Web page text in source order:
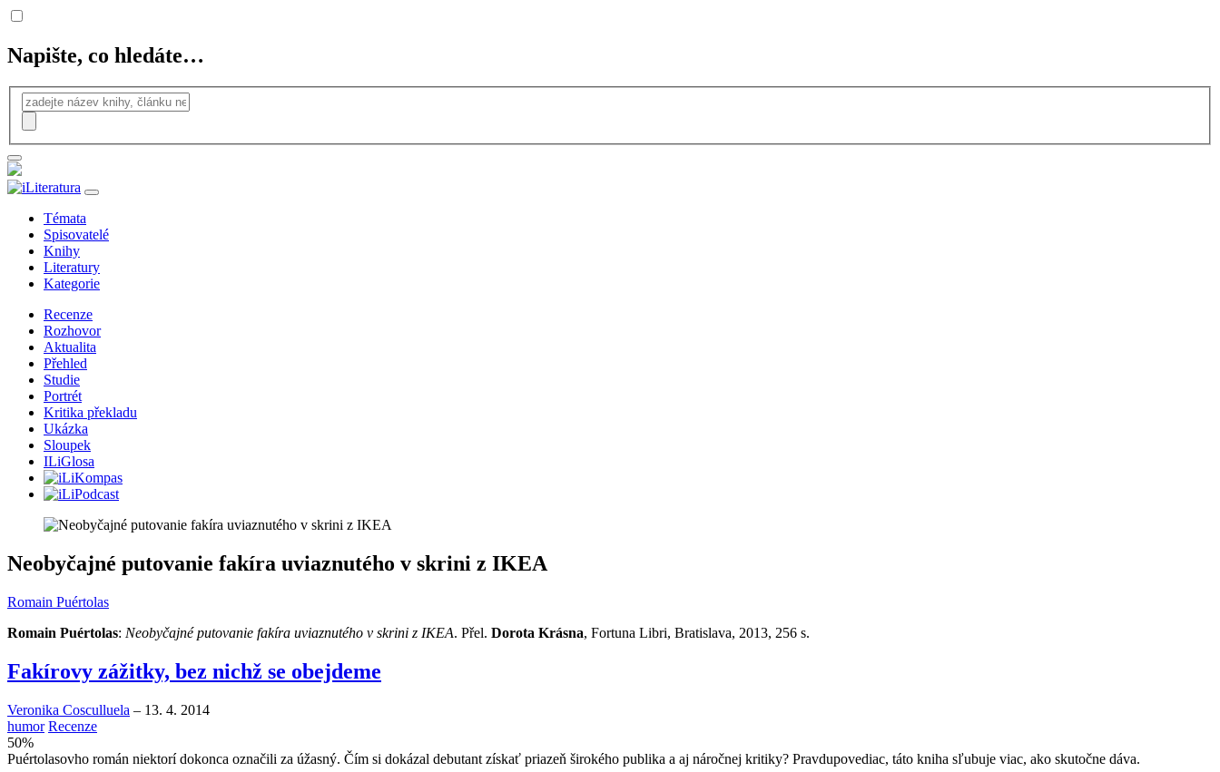
Napište, co hledáte…
Témata
Spisovatelé
Knihy
Literatury
Kategorie
Recenze
Rozhovor
Aktualita
Přehled
Studie
Portrét
Kritika překladu
Ukázka
Sloupek
ILiGlosa
Neobyčajné putovanie fakíra uviaznutého v skrini z IKEA
Romain Puértolas
Romain Puértolas: Neobyčajné putovanie fakíra uviaznutého v skrini z IKEA. Přel. Dorota Krásna, Fortuna Libri, Bratislava, 2013, 256 s.
Fakírovy zážitky, bez nichž se obejdeme
Veronika Cosculluela – 13. 4. 2014
humor Recenze
50%
Puértolasovho román niektorí dokonca označili za úžasný. Čím si dokázal debutant získať priazeň širokého publika a aj náročnej kritiky? Pravdupovediac, táto kniha sľubuje viac, ako skutočne dáva.